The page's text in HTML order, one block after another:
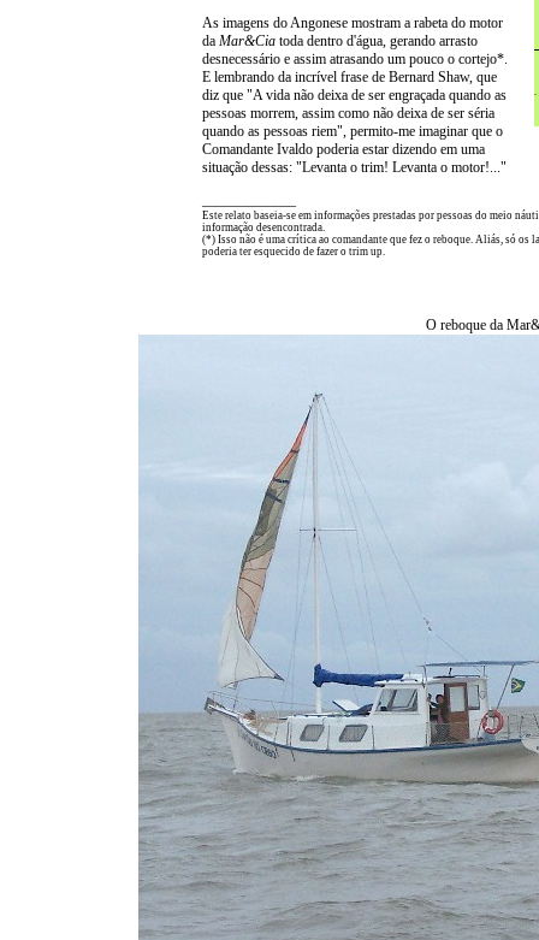
As imagens do Angonese mostram a rabeta do motor
da Mar&Cia toda dentro d'água, gerando arrasto
desnecessário e assim atrasando um pouco o cortejo*.
E lembrando da incrível frase de Bernard Shaw, que
diz que "A vida não deixa de ser engraçada quando as
pessoas morrem, assim como não deixa de ser séria
quando as pessoas riem", permito-me imaginar que o
Comandante Ivaldo poderia estar dizendo em uma
situação dessas: "Levanta o trim! Levanta o motor!..."
Este relato baseia-se em informações prestadas por pessoas do meio
informação desencontrada.
(*) Isso não é uma crítica ao comandante que fez o reboque. Aliás, só
poderia ter esquecido de fazer o trim up.
O reboque da